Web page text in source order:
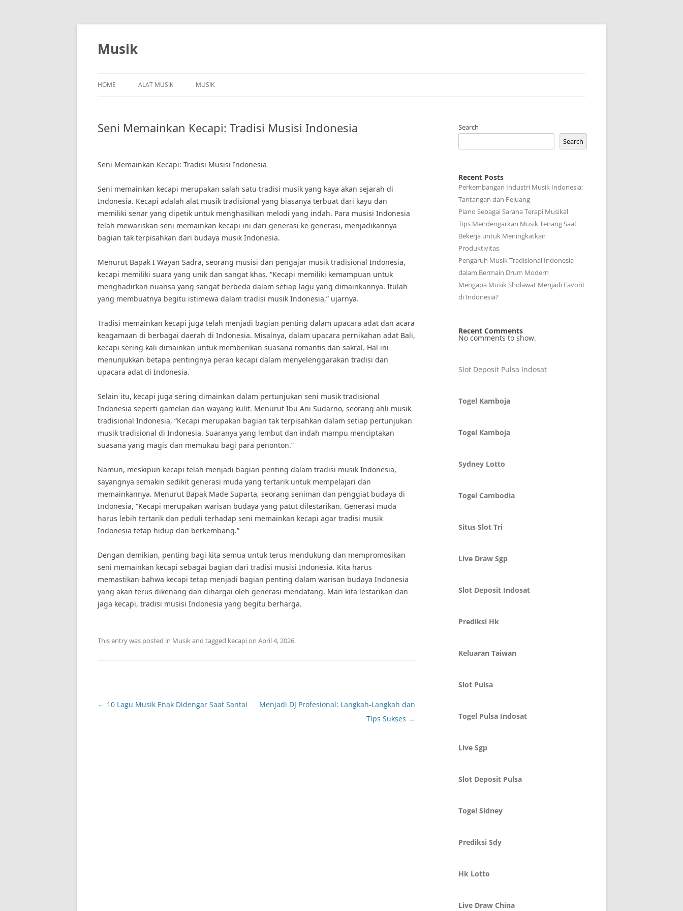
Skip
Musik
HOME ALAT MUSIK MUSIK
Seni Memainkan Kecapi: Tradisi Musisi Indonesia
Seni Memainkan Kecapi: Tradisi Musisi Indonesia
Seni memainkan kecapi merupakan salah satu tradisi musik yang kaya akan sejarah di
Indonesia. Kecapi adalah alat musik tradisional yang biasanya terbuat dari kayu dan
memiliki senar yang dipetik untuk menghasilkan melodi yang indah. Para musisi Indonesia
telah mewariskan seni memainkan kecapi ini dari generasi ke generasi, menjadikannya
bagian tak terpisahkan dari budaya musik Indonesia.
Menurut Bapak I Wayan Sadra, seorang musisi dan pengajar musik tradisional Indonesia,
kecapi memiliki suara yang unik dan sangat khas. “Kecapi memiliki kemampuan untuk
menghadirkan nuansa yang sangat berbeda dalam setiap lagu yang dimainkannya. Itulah
yang membuatnya begitu istimewa dalam tradisi musik Indonesia,” ujarnya.
Tradisi memainkan kecapi juga telah menjadi bagian penting dalam upacara adat dan acara
keagamaan di berbagai daerah di Indonesia. Misalnya, dalam upacara pernikahan adat Bali,
kecapi sering kali dimainkan untuk memberikan suasana romantis dan sakral. Hal ini
menunjukkan betapa pentingnya peran kecapi dalam menyelenggarakan tradisi dan
upacara adat di Indonesia.
Selain itu, kecapi juga sering dimainkan dalam pertunjukan seni musik tradisional
Indonesia seperti gamelan dan wayang kulit. Menurut Ibu Ani Sudarno, seorang ahli musik
tradisional Indonesia, “Kecapi merupakan bagian tak terpisahkan dalam setiap pertunjukan
musik tradisional di Indonesia. Suaranya yang lembut dan indah mampu menciptakan
suasana yang magis dan memukau bagi para penonton.”
Namun, meskipun kecapi telah menjadi bagian penting dalam tradisi musik Indonesia,
sayangnya semakin sedikit generasi muda yang tertarik untuk mempelajari dan
memainkannya. Menurut Bapak Made Suparta, seorang seniman dan penggiat budaya di
Indonesia, “Kecapi merupakan warisan budaya yang patut dilestarikan. Generasi muda
harus lebih tertarik dan peduli terhadap seni memainkan kecapi agar tradisi musik
Indonesia tetap hidup dan berkembang.”
Dengan demikian, penting bagi kita semua untuk terus mendukung dan mempromosikan
seni memainkan kecapi sebagai bagian dari tradisi musisi Indonesia. Kita harus
memastikan bahwa kecapi tetap menjadi bagian penting dalam warisan budaya Indonesia
yang akan terus dikenang dan dihargai oleh generasi mendatang. Mari kita lestarikan dan
jaga kecapi, tradisi musisi Indonesia yang begitu berharga.
This entry was posted in Musikand tagged kecapion April 4, 2026.
Post
← 10 Lagu Musik Enak Didengar Saat Santai
Menjadi DJ Profesional: Langkah-Langkah dan
Tips Sukses →
Search
Search
Recent Posts
Perkembangan Industri Musik Indonesia:
Tantangan dan Peluang
Piano Sebagai Sarana Terapi Musikal
Tips Mendengarkan Musik Tenang Saat
Bekerja untuk Meningkatkan
Produktivitas
Pengaruh Musik Tradisional Indonesia
dalam Bermain Drum Modern
Mengapa Musik Sholawat Menjadi Favorit
di Indonesia?
Recent Comments
No comments to show.
Slot Deposit Pulsa Indosat
Togel Kamboja
Togel Kamboja
Sydney Lotto
Togel Cambodia
Situs Slot Tri
Live Draw Sgp
Slot Deposit Indosat
Prediksi Hk
Keluaran Taiwan
Slot Pulsa
Togel Pulsa Indosat
Live Sgp
Slot Deposit Pulsa
Togel Sidney
Prediksi Sdy
Hk Lotto
Live Draw China